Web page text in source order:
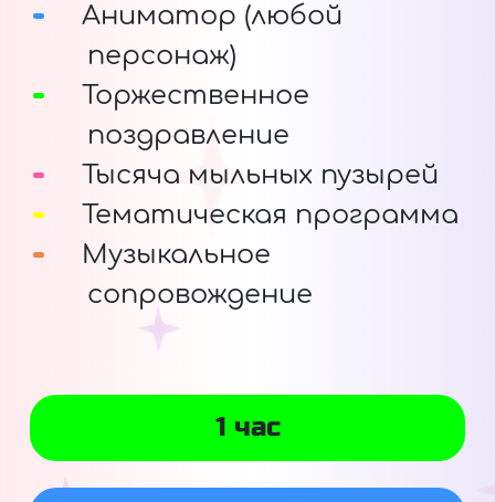
Аниматор (любой
персонаж)
Торжественное
поздравление
Тысяча мыльных пузырей
Тематическая программа
Музыкальное
сопровождение
1 час